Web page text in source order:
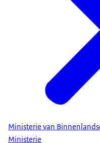
Ministerie van
Ministerie